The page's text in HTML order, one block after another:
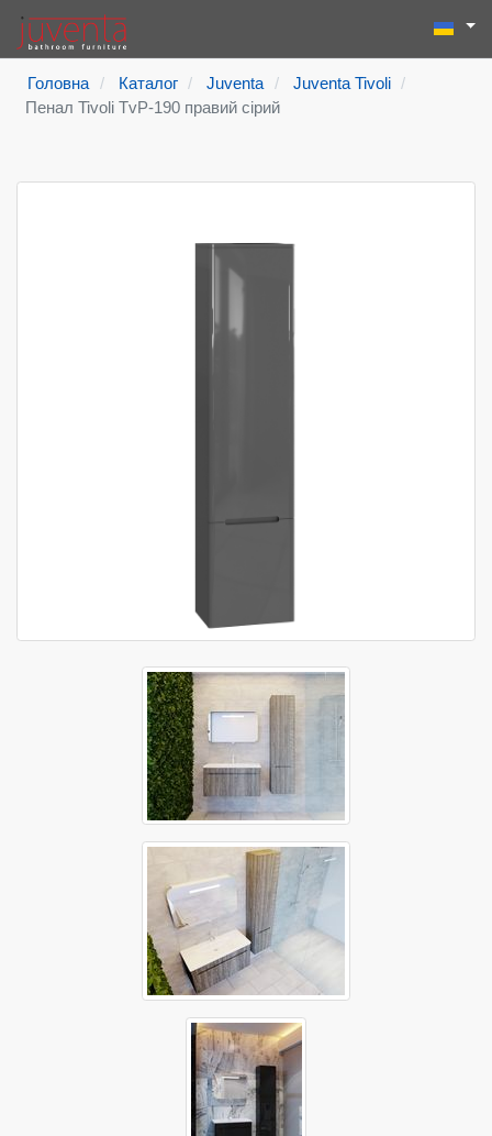
Пошук
Type 2 or
Головна Каталог Juventa
Juventa Tivoli
Пенал Tivoli TvP-190 правий сірий